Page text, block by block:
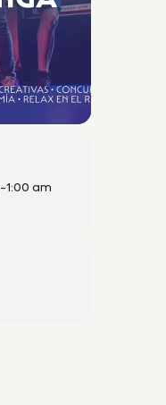
-1:00 am